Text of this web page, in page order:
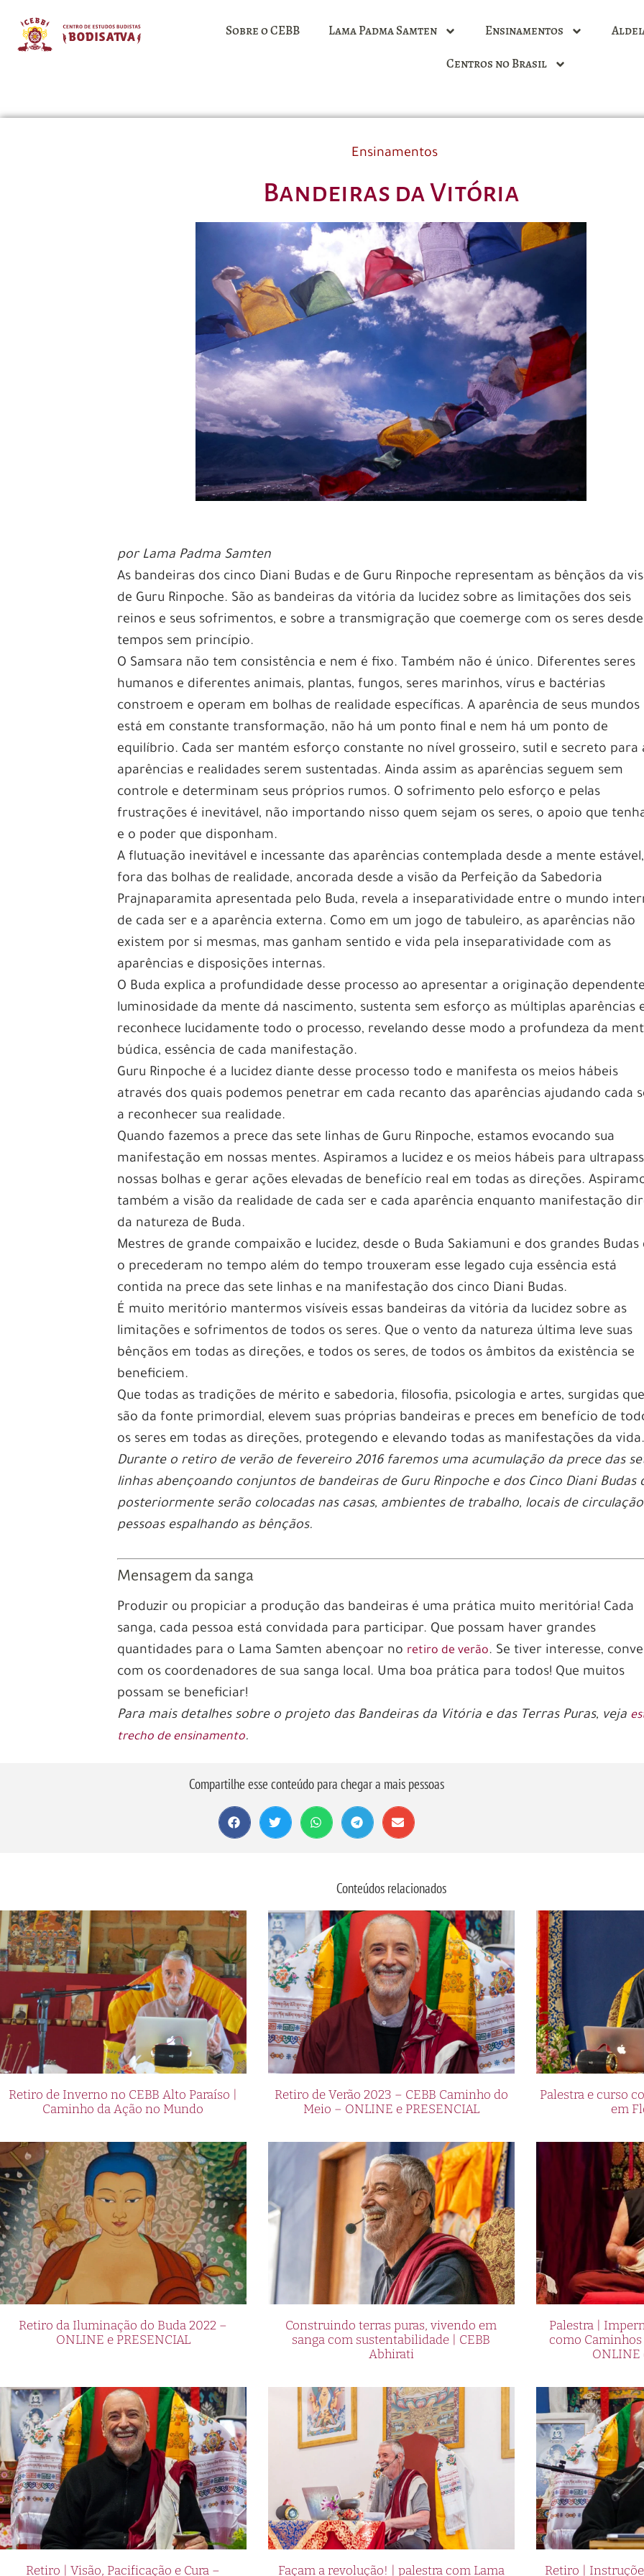
Sobre o CEBB Lama Padma Samten Ensinamentos
Centros no Brasil
Ensinamentos
Bandeiras da Vitória
por Lama Padma Samten
As bandeiras dos cinco Diani Budas e de Guru Rinpoche representam as bênçãos da
de Guru Rinpoche. São as bandeiras da vitória da lucidez sobre as limitações dos seis
reinos e seus sofrimentos, e sobre a transmigração que coemerge com os seres
tempos sem princípio.
O Samsara não tem consistência e nem é fixo. Também não é único. Diferentes seres
humanos e diferentes animais, plantas, fungos, seres marinhos, vírus e bactérias
constroem e operam em bolhas de realidade específicas. A aparência de seus mundos
está em constante transformação, não há um ponto final e nem há um ponto de
equilíbrio. Cada ser mantém esforço constante no nível grosseiro, sutil e secreto para
aparências e realidades serem sustentadas. Ainda assim as aparências seguem sem
controle e determinam seus próprios rumos. O sofrimento pelo esforço e pelas
frustrações é inevitável, não importando nisso quem sejam os seres, o apoio que
e o poder que disponham.
A flutuação inevitável e incessante das aparências contemplada desde a mente estável,
fora das bolhas de realidade, ancorada desde a visão da Perfeição da Sabedoria
Prajnaparamita apresentada pelo Buda, revela a inseparatividade entre o mundo
de cada ser e a aparência externa. Como em um jogo de tabuleiro, as aparências não
existem por si mesmas, mas ganham sentido e vida pela inseparatividade com as
aparências e disposições internas.
O Buda explica a profundidade desse processo ao apresentar a originação
luminosidade da mente dá nascimento, sustenta sem esforço as múltiplas aparências
reconhece lucidamente todo o processo, revelando desse modo a profundeza da
búdica, essência de cada manifestação.
Guru Rinpoche é a lucidez diante desse processo todo e manifesta os meios hábeis
através dos quais podemos penetrar em cada recanto das aparências ajudando cada
a reconhecer sua realidade.
Quando fazemos a prece das sete linhas de Guru Rinpoche, estamos evocando sua
manifestação em nossas mentes. Aspiramos a lucidez e os meios hábeis para
nossas bolhas e gerar ações elevadas de benefício real em todas as direções.
também a visão da realidade de cada ser e cada aparência enquanto manifestação
da natureza de Buda.
Mestres de grande compaixão e lucidez, desde o Buda Sakiamuni e dos grandes Budas
o precederam no tempo além do tempo trouxeram esse legado cuja essência está
contida na prece das sete linhas e na manifestação dos cinco Diani Budas.
É muito meritório mantermos visíveis essas bandeiras da vitória da lucidez sobre as
limitações e sofrimentos de todos os seres. Que o vento da natureza última leve suas
bênçãos em todas as direções, e todos os seres, de todos os âmbitos da existência se
beneficiem.
Que todas as tradições de mérito e sabedoria, filosofia, psicologia e artes, surgidas que
são da fonte primordial, elevem suas próprias bandeiras e preces em benefício de
os seres em todas as direções, protegendo e elevando todas as manifestações da vida.
Durante o retiro de verão de fevereiro 2016 faremos uma acumulação da prece das
linhas abençoando conjuntos de bandeiras de Guru Rinpoche e dos Cinco Diani Budas
posteriormente serão colocadas nas casas, ambientes de trabalho, locais de
pessoas espalhando as bênçãos.
Mensagem da sanga
Produzir ou propiciar a produção das bandeiras é uma prática muito meritória! Cada
sanga, cada pessoa está convidada para participar. Que possam haver grandes
quantidades para o Lama Samten abençoar no retiro de verão. Se tiver interesse,
com os coordenadores de sua sanga local. Uma boa prática para todos! Que muitos
possam se beneficiar!
Para mais detalhes sobre o projeto das Bandeiras da Vitória e das Terras Puras, veja
trecho de ensinamento.
Compartilhe esse conteúdo para chegar a mais pessoas
Conteúdos relacionados
Retiro de Inverno no CEBB Alto Paraíso |
Caminho da Ação no Mundo
Retiro de Verão 2023 – CEBB Caminho do
Meio – ONLINE e PRESENCIAL
Palestra e curso
em
Retiro da Iluminação do Buda 2022 –
ONLINE e PRESENCIAL
Construindo terras puras, vivendo em
sanga com sustentabilidade | CEBB
Abhirati
Palestra |
como Caminhos
ONLINE
Retiro | Visão, Pacificação e Cura – Façam a revolução! | palestra com Lama Retiro |